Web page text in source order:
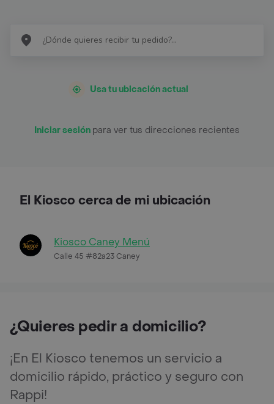
Usa tu ubicación actual
Iniciar sesión para ver tus direcciones recientes
El Kiosco cerca de mi ubicación
Kiosco Caney Menú
Calle 45 #82a23 Caney
¿Quieres pedir a domicilio?
¡En El Kiosco tenemos un servicio a
domicilio rápido, práctico y seguro con
Rappi!